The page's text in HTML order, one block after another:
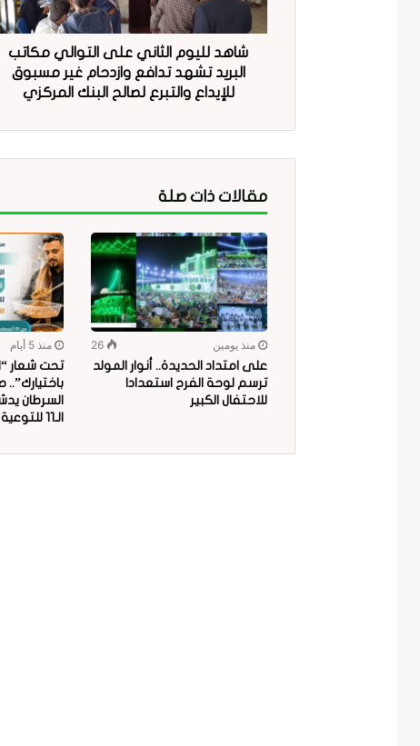
شاهد لليوم الثاني على التوالي مكاتب
البريد تشهد تدافع وازدحام غير مسبوق
للإيداع والتبرع لصالح البنك المركزي
مقالات ذات صلة
منذ يومين
26
على امتداد الحديدة.. أنوار المولد
ترسم لوحة الفرح استعدادا
للاحتفال الكبير
منذ 5 أيام
تحت شعار
السرطان
الـ11 للتوعية بمخاطر البلاستيك